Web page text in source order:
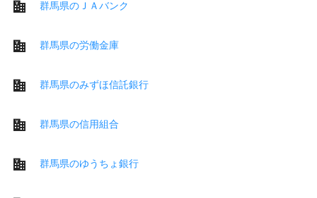
群馬県のＪＡバンク
群馬県の労働金庫
群馬県のみずほ信託銀行
群馬県の信用組合
群馬県のゆうちょ銀行